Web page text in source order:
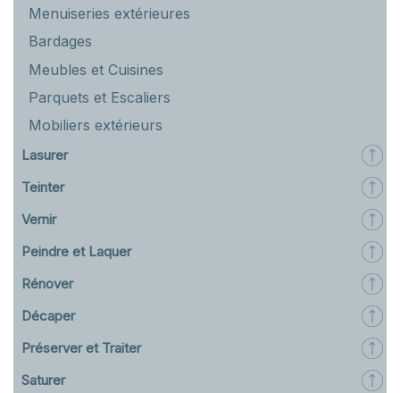
Menuiseries extérieures
Bardages
Meubles et Cuisines
Parquets et Escaliers
Mobiliers extérieurs
Lasurer
Teinter
Vernir
Peindre et Laquer
Rénover
Décaper
Préserver et Traiter
Saturer